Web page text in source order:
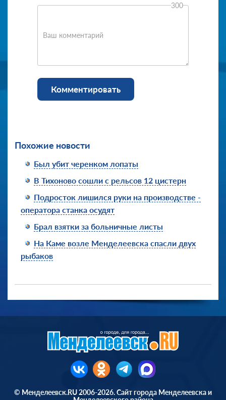
Ваш комментарий
300
Комментировать
Похожие новости
Был убит черенком лопаты
В Тихоново сошли с рельсов 12 цистерн
Подросток лишился руки на производстве -
оператора станка осудят
Брал взятки за больничные листы
На Каме возле Менделеевска спасли двух
рыбаков
© Менделеевск.RU 2006-2026. Сайт города Менделеевска и